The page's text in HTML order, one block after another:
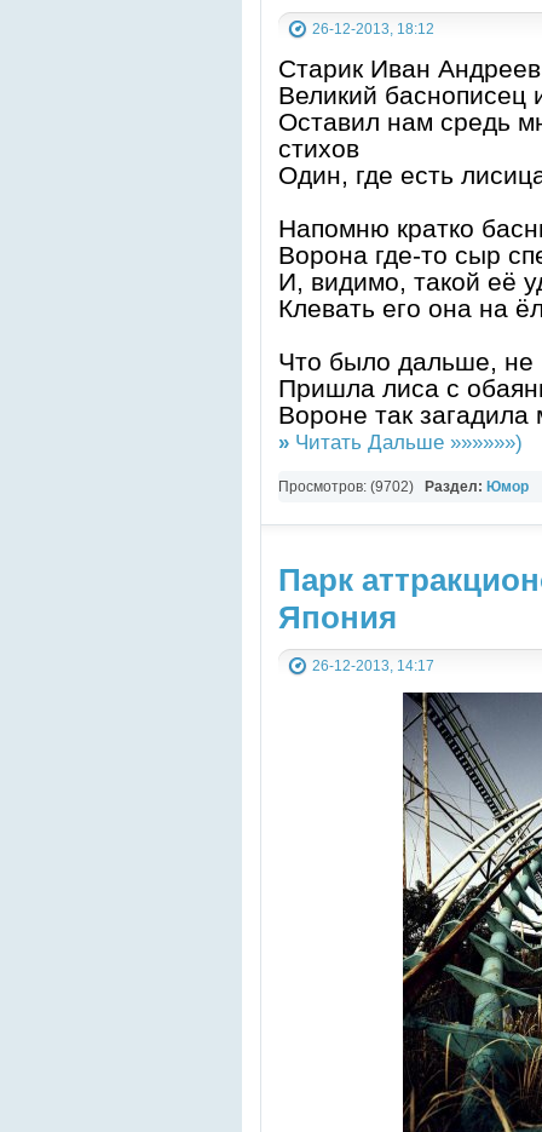
26-12-2013, 18:12
Старик Иван
Великий баснописец
Оставил нам средь
стихов
Один, где есть
Напомню кратко
Ворона где-то сыр
И, видимо, такой её
Клевать его она на
Что было дальше, не
Пришла лиса с
Вороне так загадила
» Читать Дальше »»»»»»)
Просмотров: (9702) Раздел: Юмор
Парк
Япония
26-12-2013, 14:17